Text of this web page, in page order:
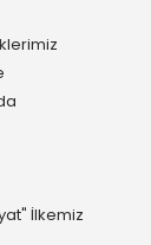
İlkemiz